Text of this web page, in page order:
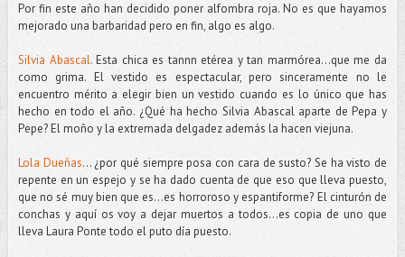
Por fin este año han decidido poner alfombra roja. No es que hayamos
mejorado una barbaridad pero en fin, algo es algo.
Silvia Abascal.Esta chica es tannn etérea y tan marmórea…que me da
como grima. El vestido es espectacular, pero sinceramente no le
encuentro mérito a elegir bien un vestido cuando es lo único que has
hecho en todo el año. ¿Qué ha hecho Silvia Abascal aparte de Pepa y
Pepe? El moño y la extremada delgadez además la hacen viejuna.
Lola Dueñas… ¿por qué siempre posa con cara de susto? Se ha visto de
repente en un espejo y se ha dado cuenta de que eso que lleva puesto,
que no sé muy bien que es...es horroroso y espantiforme? El cinturón de
conchas y aquí os voy a dejar muertos a todos…es copia de uno que
lleva Laura Ponte todo el puto día puesto.